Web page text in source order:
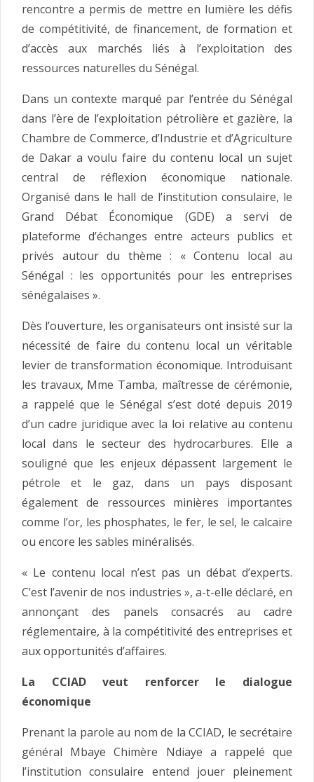
rencontre a permis de mettre en lumière les défis
de compétitivité, de financement, de formation et
d’accès aux marchés liés à l’exploitation des
ressources naturelles du Sénégal.
Dans un contexte marqué par l’entrée du Sénégal
dans l’ère de l’exploitation pétrolière et gazière, la
Chambre de Commerce, d’Industrie et d’Agriculture
de Dakar a voulu faire du contenu local un sujet
central de réflexion économique nationale.
Organisé dans le hall de l’institution consulaire, le
Grand Débat Économique (GDE) a servi de
plateforme d’échanges entre acteurs publics et
privés autour du thème : « Contenu local au
Sénégal : les opportunités pour les entreprises
sénégalaises ».
Dès l’ouverture, les organisateurs ont insisté sur la
nécessité de faire du contenu local un véritable
levier de transformation économique. Introduisant
les travaux, Mme Tamba, maîtresse de cérémonie,
a rappelé que le Sénégal s’est doté depuis 2019
d’un cadre juridique avec la loi relative au contenu
local dans le secteur des hydrocarbures. Elle a
souligné que les enjeux dépassent largement le
pétrole et le gaz, dans un pays disposant
également de ressources minières importantes
comme l’or, les phosphates, le fer, le sel, le calcaire
ou encore les sables minéralisés.
« Le contenu local n’est pas un débat d’experts.
C’est l’avenir de nos industries », a-t-elle déclaré, en
annonçant des panels consacrés au cadre
réglementaire, à la compétitivité des entreprises et
aux opportunités d’affaires.
La CCIAD veut renforcer le dialogue
économique
Prenant la parole au nom de la CCIAD, le secrétaire
général Mbaye Chimère Ndiaye a rappelé que
l’institution consulaire entend jouer pleinement